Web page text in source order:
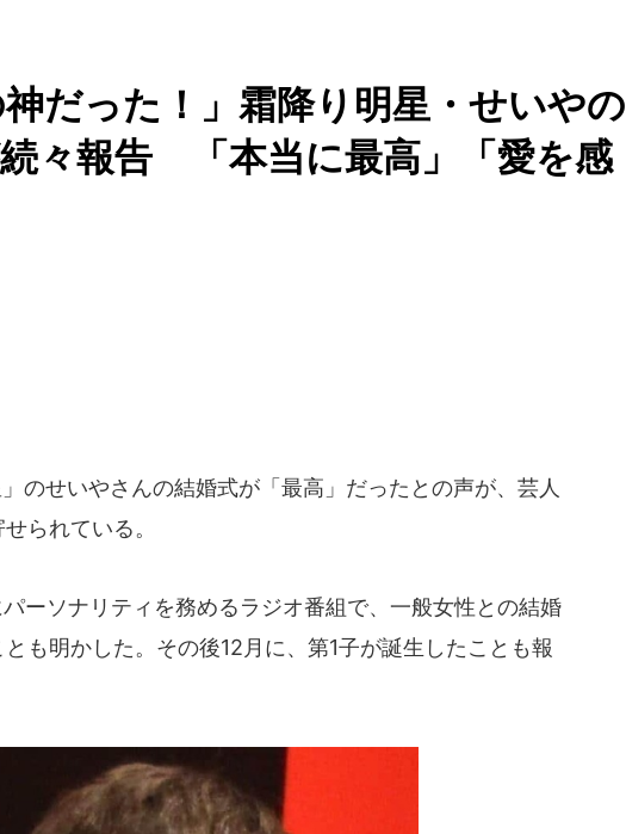
神だった！」霜降り明星・せいやの
々報告 「本当に最高」「愛を感
のせいやさんの結婚式が「最高」だったとの声が、芸人
られている。
ーソナリティを務めるラジオ番組で、一般女性との結婚
も明かした。その後12月に、第1子が誕生したことも報